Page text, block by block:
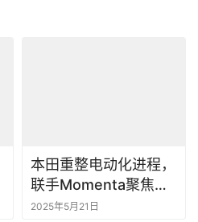
本田重整电动化进程，
联手Momenta聚焦中
国
2025年5月21日